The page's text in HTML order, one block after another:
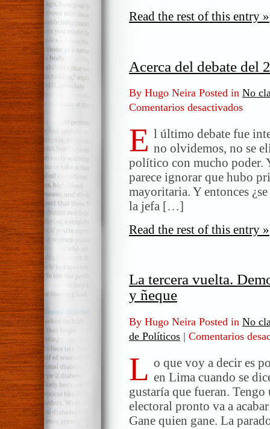
Read the rest of this entry »
Acerca del debate del
By Hugo Neira Posted in No
Comentarios desactivados
del
del
29
de
mayo
E l último debate fue
no olvidemos, no se
político con mucho poder.
parece ignorar que hubo
mayoritaria. Y entonces
la jefa […]
Read the rest of this entry »
La tercera vuelta.
y ñeque
By Hugo Neira Posted in No
de Políticos | Comentarios
L o que voy a decir es
en Lima cuando se
gustaría que fueran.
electoral pronto va a
Gane quien gane. La